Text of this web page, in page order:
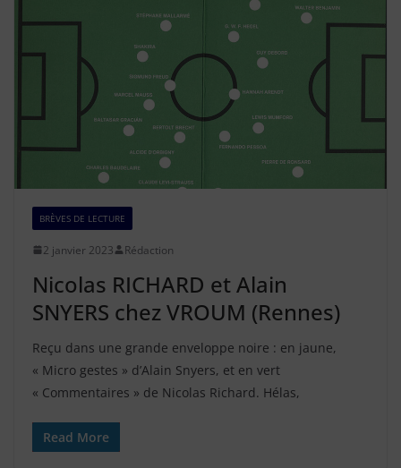
BRÈVES DE LECTURE
2 janvier 2023 Rédaction
Nicolas RICHARD et Alain
SNYERS chez VROUM (Rennes)
Reçu dans une grande enveloppe noire : en jaune,
« Micro gestes » d’Alain Snyers, et en vert
« Commentaires » de Nicolas Richard. Hélas,
Read More